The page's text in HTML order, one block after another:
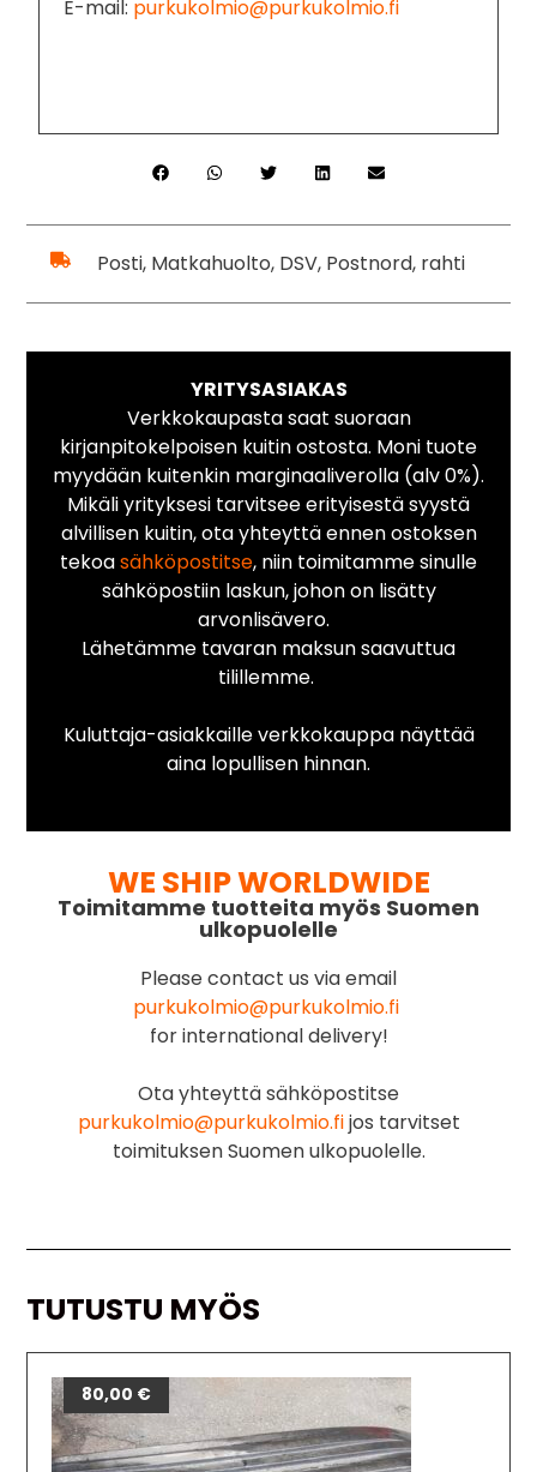
E-mail: purkukolmio@purkukolmio.fi
Posti, Matkahuolto, DSV, Postnord, rahti
YRITYSASIAKAS
Verkkokaupasta saat suoraan
kirjanpitokelpoisen kuitin ostosta. Moni tuote
myydään kuitenkin marginaaliverolla (alv 0%).
Mikäli yrityksesi tarvitsee erityisestä syystä
alvillisen kuitin, ota yhteyttä ennen ostoksen
tekoasähköpostitse, niin toimitamme sinulle
sähköpostiin laskun, johon on lisätty
arvonlisävero.
Lähetämme tavaran maksun saavuttua
tilillemme.
Kuluttaja-asiakkaille verkkokauppa näyttää
aina lopullisen hinnan.
WE SHIP WORLDWIDE
Toimitamme tuotteita myös Suomen
ulkopuolelle
Please contact us via email
purkukolmio@purkukolmio.fi
for international delivery!
Ota yhteyttä sähköpostitse
purkukolmio@purkukolmio.fijos tarvitset
toimituksen Suomen ulkopuolelle.
TUTUSTU MYÖS
80,00 €